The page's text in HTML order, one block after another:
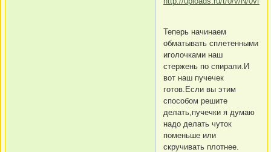
Теперь начинаем
обматывать сплетенными
иголочками наш
стержень по спирали.И
вот наш пучечек
готов.Если вы этим
способом решите
делать,пучечки я думаю
надо делать чуток
поменьше или
скручивать плотнее.